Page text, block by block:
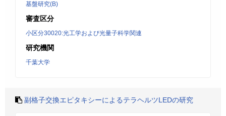
基盤研究(B)
審査区分
小区分30020:光工学および光量子科学関連
研究機関
千葉大学
副格子交換エピタキシーによるテラヘルツLEDの研究